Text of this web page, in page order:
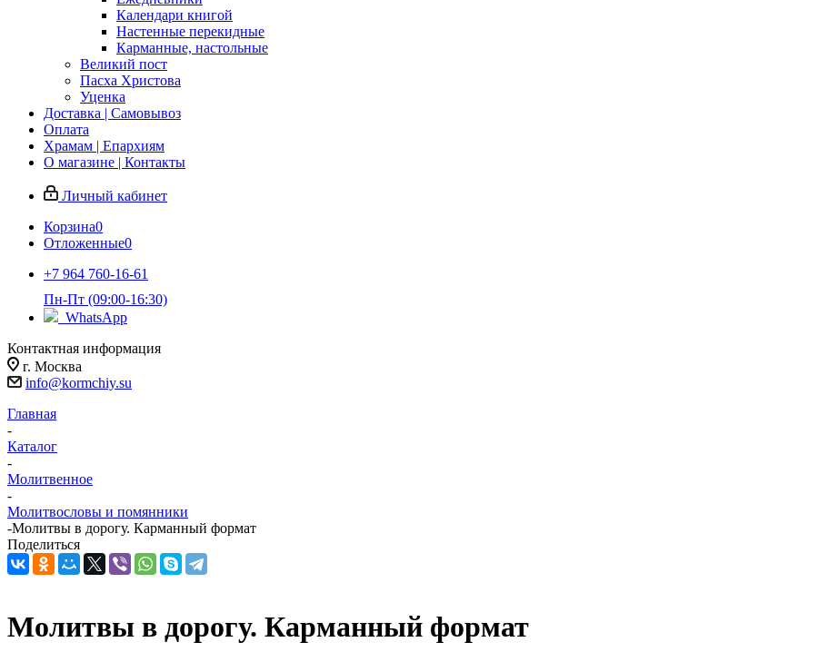
Календари книгой
Настенные перекидные
Карманные, настольные
Великий пост
Пасха Христова
Уценка
Доставка | Самовывоз
Оплата
Храмам | Епархиям
О магазине | Контакты
Личный кабинет
Корзина0
Отложенные0
+7 964 760-16-61
Пн-Пт (09:00-16:30)
WhatsApp
Контактная информация
г. Москва
info@kormchiy.su
Главная
-
Каталог
-
Молитвенное
-
Молитвословы и помянники
-Молитвы в дорогу. Карманный формат
Поделиться
Молитвы в дорогу. Карманный формат